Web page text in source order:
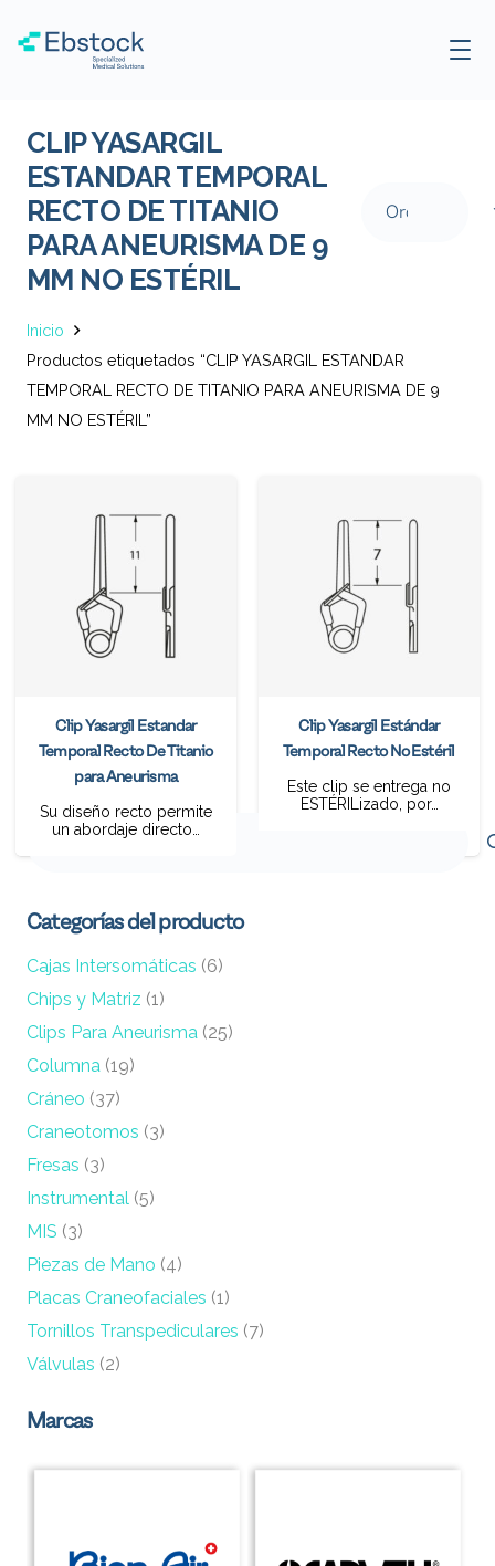
CLIP YASARGIL
ESTANDAR TEMPORAL
RECTO DE TITANIO
PARA ANEURISMA DE 9
MM NO ESTÉRIL
Inicio
Productos etiquetados “CLIP YASARGIL ESTANDAR
TEMPORAL RECTO DE TITANIO PARA ANEURISMA DE 9
MM NO ESTÉRIL”
Clip Yasargil Estandar
Temporal Recto De Titanio
para Aneurisma
Su diseño recto permite
un abordaje directo…
Clip Yasargil Estándar
Temporal Recto No Estéril
Este clip se entrega no
ESTÉRILizado, por…
Buscar
por:
Categorías del producto
Cajas Intersomáticas (6)
Chips y Matriz (1)
Clips Para Aneurisma (25)
Columna (19)
Cráneo (37)
Craneotomos (3)
Fresas (3)
Instrumental (5)
MIS (3)
Piezas de Mano (4)
Placas Craneofaciales (1)
Tornillos Transpediculares (7)
Válvulas (2)
Marcas